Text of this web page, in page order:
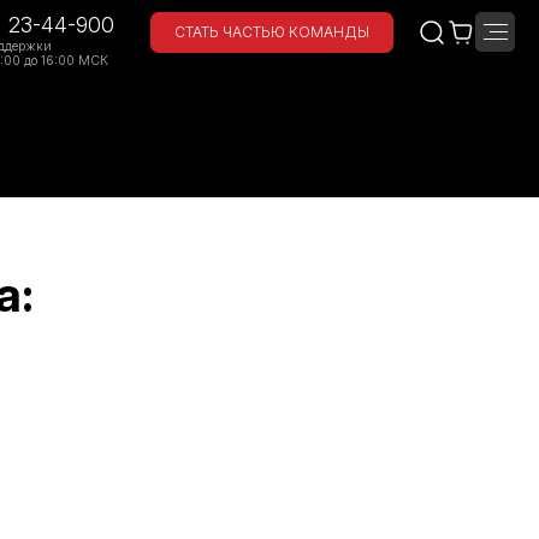
23-44-900
до 16:00 МСК
СТАТЬ ЧАСТЬЮ КОМАНДЫ